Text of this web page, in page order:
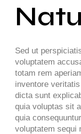
Sed ut
voluptatem
totam rem
inventore
dicta sunt
quia voluptas sit
quia
voluptatem sequi